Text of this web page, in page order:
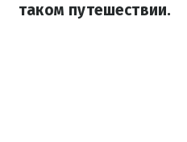
таком путешествии.